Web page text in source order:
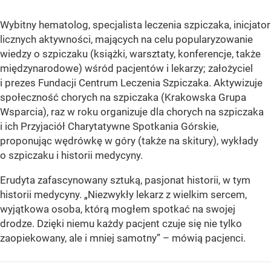
Wybitny hematolog, specjalista leczenia szpiczaka, inicjator
licznych aktywności, mających na celu popularyzowanie
wiedzy o szpiczaku (książki, warsztaty, konferencje, także
międzynarodowe) wśród pacjentów i lekarzy; założyciel
i prezes Fundacji Centrum Leczenia Szpiczaka. Aktywizuje
społeczność chorych na szpiczaka (Krakowska Grupa
Wsparcia), raz w roku organizuje dla chorych na szpiczaka
i ich Przyjaciół Charytatywne Spotkania Górskie,
proponując wędrówkę w góry (także na skitury), wykłady
o szpiczaku i historii medycyny.
Erudyta zafascynowany sztuką, pasjonat historii, w tym
historii medycyny. „Niezwykły lekarz z wielkim sercem,
wyjątkowa osoba, którą mogłem spotkać na swojej
drodze. Dzięki niemu każdy pacjent czuje się nie tylko
zaopiekowany, ale i mniej samotny” – mówią pacjenci.